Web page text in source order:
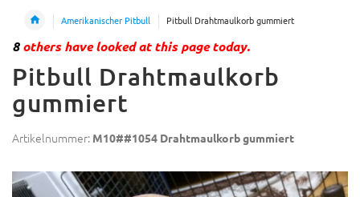
Amerikanischer Pitbull Pitbull Drahtmaulkorb gummiert
8others have looked at this page today.
Pitbull Drahtmaulkorb
gummiert
Artikelnummer: M10##1054 Drahtmaulkorb gummiert